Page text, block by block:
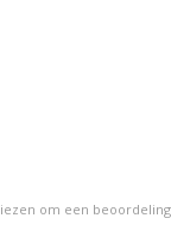
om een